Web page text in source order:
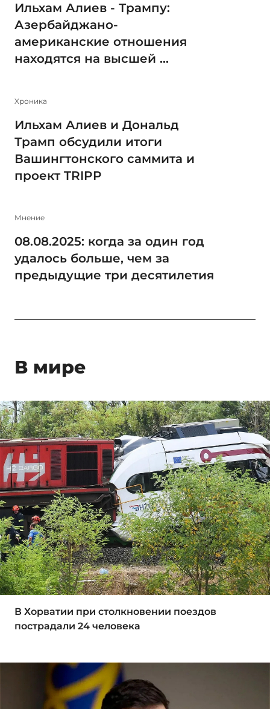
Ильхам Алиев - Трампу:
Азербайджано-
американские отношения
находятся на высшей ...
Xроника
Ильхам Алиев и Дональд
Трамп обсудили итоги
Вашингтонского саммита и
проект TRIPP
Мнение
08.08.2025: когда за один год
удалось больше, чем за
предыдущие три десятилетия
В мире
В Хорватии при столкновении поездов
пострадали 24 человека